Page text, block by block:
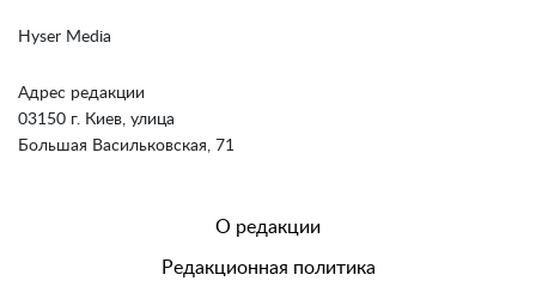
Hyser Media
Адрес редакции
03150 г. Киев, улица
Большая Васильковская, 71
О редакции
Редакционная политика